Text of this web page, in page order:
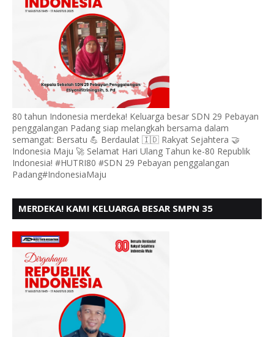
80 tahun Indonesia merdeka! Keluarga besar SDN 29 Pebayan
penggalangan Padang siap melangkah bersama dalam
semangat: Bersatu 💪 Berdaulat 🇮🇩 Rakyat Sejahtera 🤝
Indonesia Maju 🚀 Selamat Hari Ulang Tahun ke-80 Republik
Indonesia! #HUTRI80 #SDN 29 Pebayan penggalangan
Padang#IndonesiaMaju
MERDEKA! KAMI KELUARGA BESAR SMPN 35